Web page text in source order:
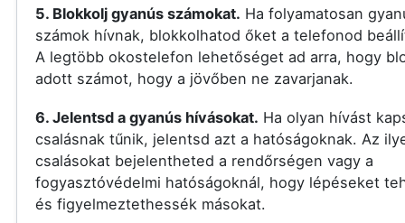
5. Blokkolj gyanús számokat. Ha folyamatosan
számok hívnak, blokkolhatod őket a telefonod
A legtöbb okostelefon lehetőséget ad arra, hogy
adott számot, hogy a jövőben ne zavarjanak.
6. Jelentsd a gyanús hívásokat. Ha olyan hívást
csalásnak tűnik, jelentsd azt a hatóságoknak. Az
csalásokat bejelentheted a rendőrségen vagy a
fogyasztóvédelmi hatóságoknál, hogy lépéseket
és figyelmeztethessék másokat.